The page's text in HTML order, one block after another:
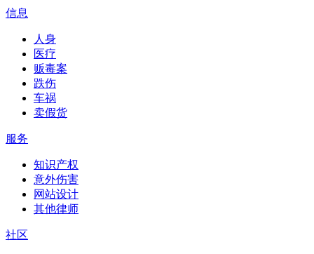
信息
人身
医疗
贩毒案
跌伤
车祸
卖假货
服务
知识产权
意外伤害
网站设计
其他律师
社区